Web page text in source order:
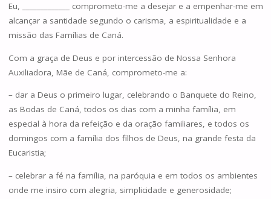
Eu, _____________ comprometo-me a desejar e a empenhar-me em
alcançar a santidade segundo o carisma, a espiritualidade e a
missão das Famílias de Caná.
Com a graça de Deus e por intercessão de Nossa Senhora
Auxiliadora, Mãe de Caná, comprometo-me a:
– dar a Deus o primeiro lugar, celebrando o Banquete do Reino,
as Bodas de Caná, todos os dias com a minha família, em
especial à hora da refeição e da oração familiares, e todos os
domingos com a família dos filhos de Deus, na grande festa da
Eucaristia;
– celebrar a fé na família, na paróquia e em todos os ambientes
onde me insiro com alegria, simplicidade e generosidade;